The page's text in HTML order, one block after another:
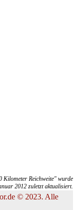
Kilometer Reichweite" wurde
2012 zuletzt aktualisiert.
© 2023. Alle